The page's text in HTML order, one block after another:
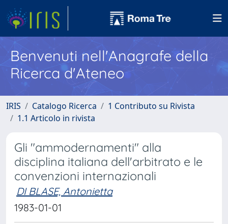
Benvenuti nell'Anagrafe della
Ricerca d'Ateneo
IRIS Catalogo Ricerca
1 Contributo su Rivista
1.1 Articolo in rivista
Gli "ammodernamenti" alla
disciplina italiana dell'arbitrato e le
convenzioni internazionali
DI BLASE, Antonietta
1983-01-01